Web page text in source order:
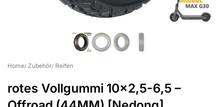
Home Zubehör Reifen
rotes Vollgummi 10×2,5-6,5 –